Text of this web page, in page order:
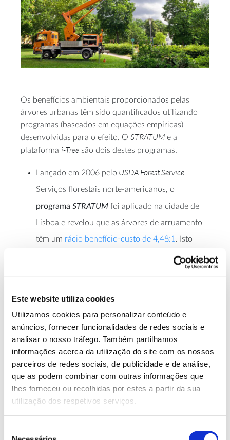
Este website utiliza cookies
Utilizamos cookies para personalizar conteúdo e
anúncios, fornecer funcionalidades de redes sociais e
analisar o nosso tráfego. Também partilhamos
informações acerca da utilização do site com os nossos
parceiros de redes sociais, de publicidade e de análise,
que as podem combinar com outras informações que
lhes forneceu ou recolhidas por estes a partir da sua
utilização dos respetivos serviços.
Os benefícios ambientais proporcionados pelas
árvores urbanas têm sido quantificados utilizando
programas (baseados em equações empíricas)
desenvolvidas para o efeito. O STRATUM e a
plataforma i-Tree são dois destes programas.
Lançado em 2006 pelo USDA Forest Service –
Serviços florestais norte-americanos, o
programa STRATUM foi aplicado na cidade de
Lisboa e revelou que as árvores de arruamento
têm um rácio benefício-custo de 4,48:1 . Isto
or cada dólar investido na gestão
de eletricidade, ar menos poluído, aumento do
valor das casas, redução do CO2na atmosfera e
do escoamento pluvial evitado. Este estudo,
uma colaboração internacional coordenada pelo
CEABN, foi uma das primeiras aplicações do
programa STRATUM fora dos EUA.
i-Tree
recente USDA Forest